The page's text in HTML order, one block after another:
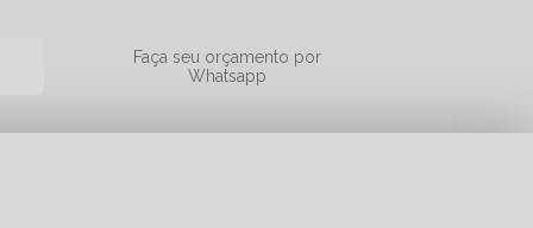
Faça seu orçamento por
Whatsapp